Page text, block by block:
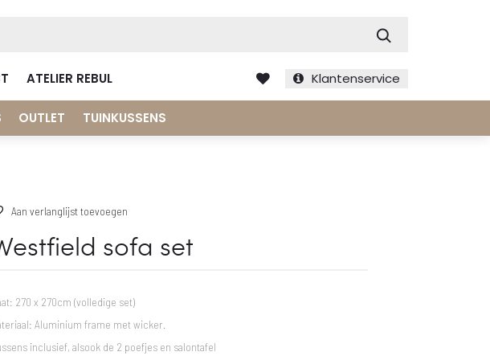
ATELIER REBUL Klantenservice
OUTLET TUINKUSSENS
Aan verlanglijst toevoegen
sofa set
270 x 270cm (volledige set)
Aluminium frame met wicker.
inclusief, alsook de 2 poefjes en salontafel